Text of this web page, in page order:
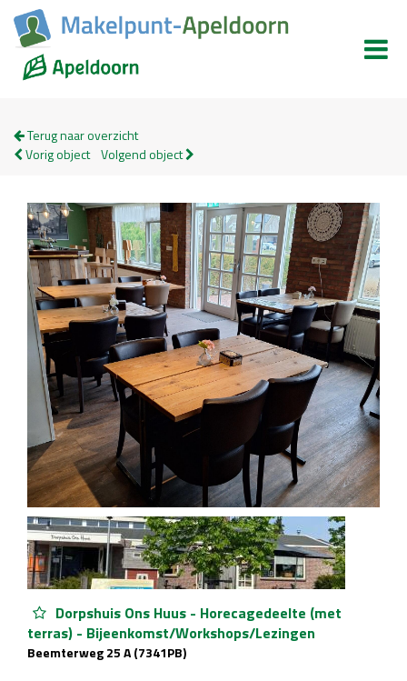
Terug naar overzicht
Vorig object Volgend object
Dorpshuis Ons Huus - Horecagedeelte (met
terras) - Bijeenkomst/Workshops/Lezingen
Beemterweg 25 A (7341PB)